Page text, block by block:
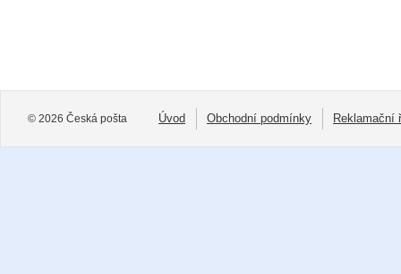
© 2026 Česká pošta Úvod Obchodní podmínky Reklamační